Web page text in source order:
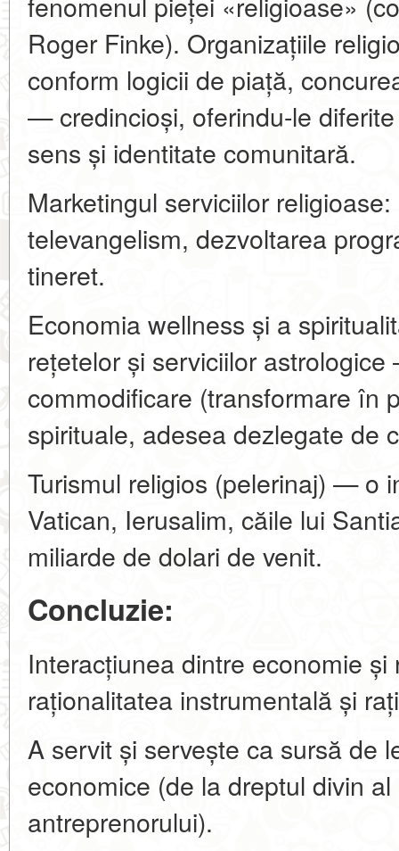
Roger Finke). Organizațiile
conform logicii de piață,
— credincioși, oferindu-le
sens și identitate comunitară.
Marketingul serviciilor
televangelism, dezvoltarea
tineret.
Economia wellness și a
rețetelor și serviciilor
commodificare (transformare în
spirituale, adesea dezlegate de
Turismul religios (pelerinaj) — o
Vatican, Ierusalim, căile lui
miliarde de dolari de venit.
Concluzie:
Interacțiunea dintre economie
raționalitatea instrumentală și
A servit și servește ca sursă de
economice (de la dreptul divin
antreprenorului).